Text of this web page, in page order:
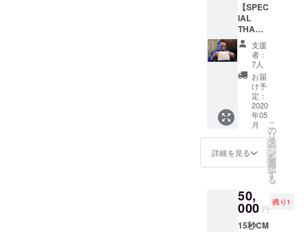
【SPEC
IAL
THANK
S】とし
て、エ
ンド
ロール
にお名
前を掲
載しま
す！ も
ちろ
ん、
DVDも
お届け
支援
時、必
ず備考
欄に
支援
者：
7人
お届
け予
定：
2020
年05
月
詳細を見る
こ
の
リ
タ
ー
ン
を
選
択
す
る
50,
000 円
残り1
15秒CM